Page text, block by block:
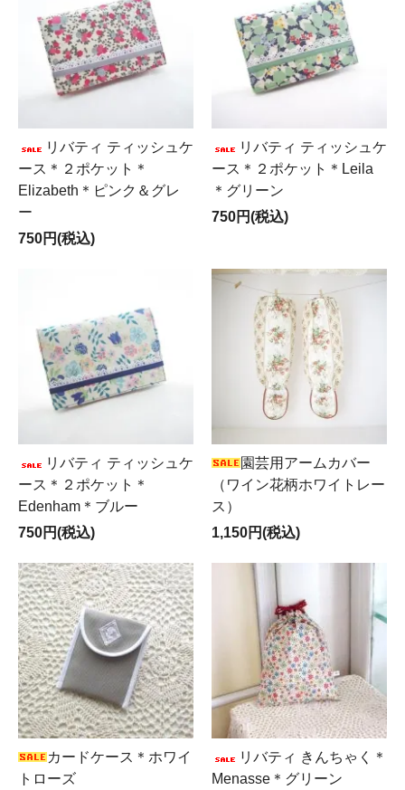
リバティ ティッシュケ
ース＊２ポケット＊
Elizabeth＊ピンク＆グレ
ー
750円(税込)
リバティ ティッシュケ
ース＊２ポケット＊Leila
＊グリーン
750円(税込)
リバティ ティッシュケ
ース＊２ポケット＊
Edenham＊ブルー
750円(税込)
園芸用アームカバー
（ワイン花柄ホワイトレー
ス）
1,150円(税込)
カードケース＊ホワイ
トローズ
リバティ きんちゃく＊
Menasse＊グリーン